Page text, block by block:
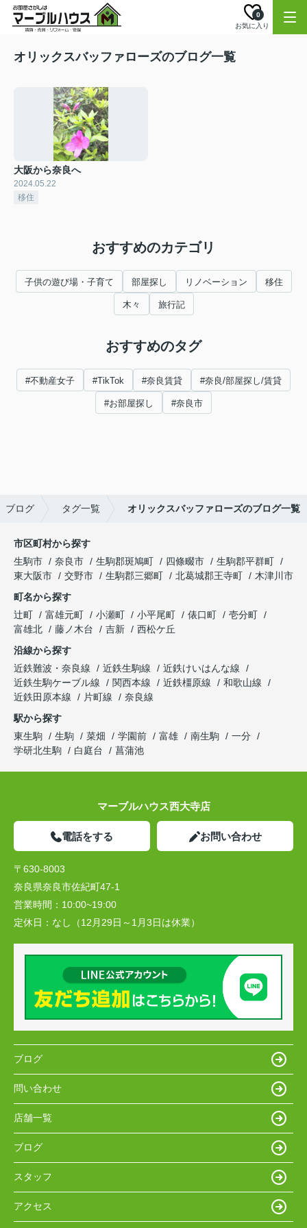
お気に入り
0
オリックスバッファローズのブログ一覧
大阪から奈良へ
2024.05.22
移住
おすすめのカテゴリ
子供の遊び場・子育て 部屋探し リノベーション 移住
木々 旅行記
おすすめのタグ
#不動産女子 #TikTok #奈良賃貸 #奈良/部屋探し/賃貸
#お部屋探し #奈良市
ブログ タグ一覧 オリックスバッファローズのブログ一覧
市区町村から探す
生駒市
奈良市 生駒郡斑鳩町 四條畷市
生駒郡平群町
東大阪市
交野市 生駒郡三郷町 北葛城郡王寺町
木津川市
町名から探す
辻町
富雄元町 小瀬町 小平尾町 俵口町
壱分町
富雄北
藤ノ木台 吉新
西松ケ丘
沿線から探す
近鉄難波・奈良線
近鉄生駒線
近鉄けいはんな線
近鉄生駒ケーブル線
関西本線 近鉄橿原線
和歌山線
近鉄田原本線
片町線
奈良線
駅から探す
東生駒
生駒 菜畑 学園前 富雄 南生駒
一分
学研北生駒
白庭台 菖蒲池
マーブルハウス西大寺店
電話をする お問い合わせ
〒630-8003
奈良県奈良市佐紀町47-1
営業時間： 10:00~19:00
定休日： なし（12月29日～1月3日は休業）
ブログ
問い合わせ
店舗一覧
ブログ
スタッフ
アクセス